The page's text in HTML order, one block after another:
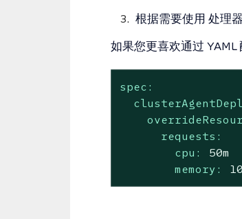
根据需要使用 处理
如果您更喜欢通过 YAML
spec:
requests:
cpu:
50m
memory: